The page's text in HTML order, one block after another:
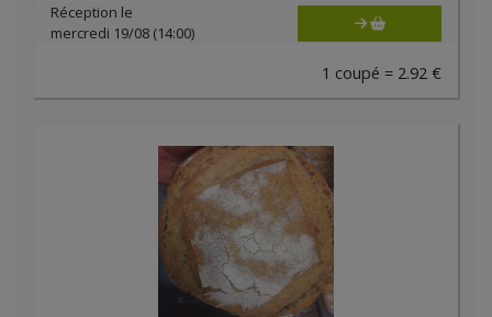
Réception le
mercredi 19/08 (14:00)
1 coupé = 2.92 €